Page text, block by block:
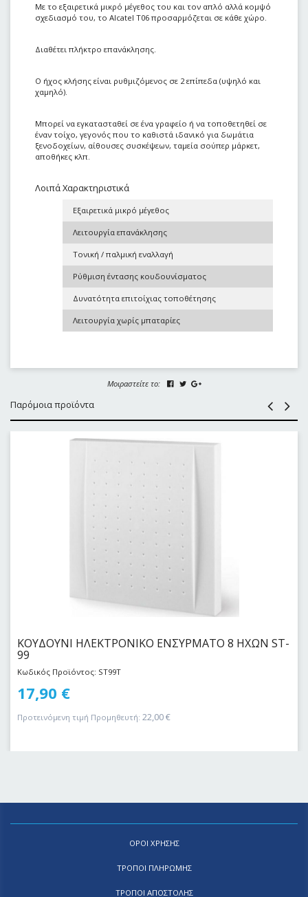
Με το εξαιρετικά μικρό μέγεθος του και τον απλό αλλά κομψό
σχεδιασμό του, το Alcatel T06 προσαρμόζεται σε κάθε χώρο.
Διαθέτει πλήκτρο επανάκλησης.
Ο ήχος κλήσης είναι ρυθμιζόμενος σε 2 επίπεδα (υψηλό και
χαμηλό).
Μπορεί να εγκατασταθεί σε ένα γραφείο ή να τοποθετηθεί σε
έναν τοίχο, γεγονός που το καθιστά ιδανικό για δωμάτια
ξενοδοχείων, αίθουσες συσκέψεων, ταμεία σούπερ μάρκετ,
αποθήκες κλπ.
Λοιπά Χαρακτηριστικά
Εξαιρετικά μικρό μέγεθος
Λειτουργία επανάκλησης
Τονική / παλμική εναλλαγή
Ρύθμιση έντασης κουδουνίσματος
Δυνατότητα επιτοίχιας τοποθέτησης
Λειτουργία χωρίς μπαταρίες
Μοιραστείτε το:
Παρόμοια προϊόντα
ΚΟΥΔΟΥΝΙ ΗΛΕΚΤΡΟΝΙΚΟ ΕΝΣΥΡΜΑΤΟ 8 ΗΧΩΝ ST-
99
Κωδικός Προϊόντος: ST99T
17,90 €
Προτεινόμενη τιμή Προμηθευτή: 22,00€
ΟΡΟΙ ΧΡΗΣΗΣ
ΤΡΟΠΟΙ ΠΛΗΡΩΜΗΣ
ΤΡΟΠΟΙ ΑΠΟΣΤΟΛΗΣ